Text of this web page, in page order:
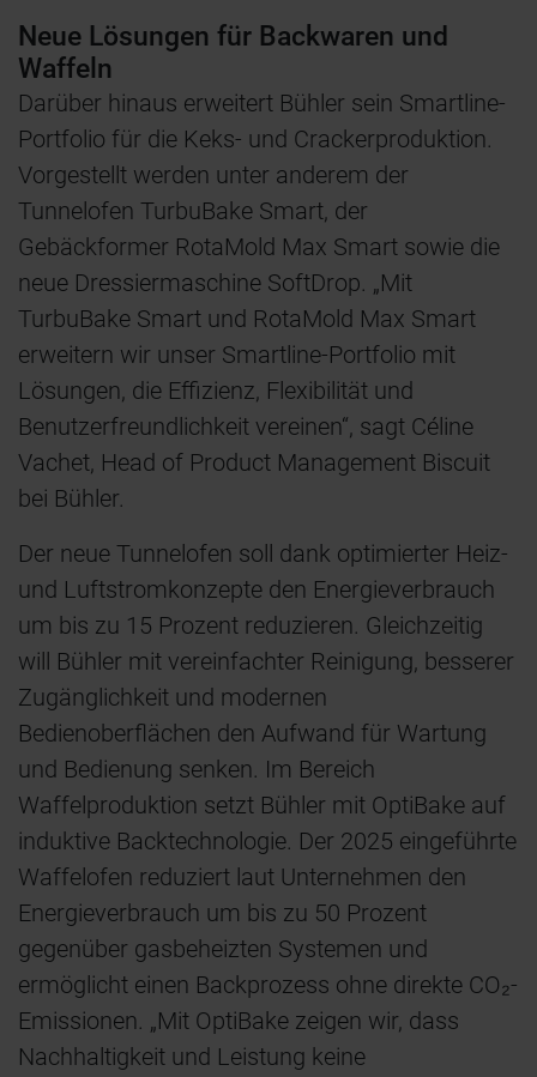
Neue Lösungen für Backwaren und
Waffeln
Darüber hinaus erweitert Bühler sein Smartline-
Portfolio für die Keks- und Crackerproduktion.
Vorgestellt werden unter anderem der
Tunnelofen TurbuBake Smart, der
Gebäckformer RotaMold Max Smart sowie die
neue Dressiermaschine SoftDrop. „Mit
TurbuBake Smart und RotaMold Max Smart
erweitern wir unser Smartline-Portfolio mit
Lösungen, die Effizienz, Flexibilität und
Benutzerfreundlichkeit vereinen“, sagt Céline
Vachet, Head of Product Management Biscuit
bei Bühler.
Der neue Tunnelofen soll dank optimierter Heiz-
und Luftstromkonzepte den Energieverbrauch
um bis zu 15 Prozent reduzieren. Gleichzeitig
will Bühler mit vereinfachter Reinigung, besserer
Zugänglichkeit und modernen
Bedienoberflächen den Aufwand für Wartung
und Bedienung senken. Im Bereich
Waffelproduktion setzt Bühler mit OptiBake auf
induktive Backtechnologie. Der 2025 eingeführte
Waffelofen reduziert laut Unternehmen den
Energieverbrauch um bis zu 50 Prozent
gegenüber gasbeheizten Systemen und
ermöglicht einen Backprozess ohne direkte CO₂-
Emissionen. „Mit OptiBake zeigen wir, dass
Nachhaltigkeit und Leistung keine